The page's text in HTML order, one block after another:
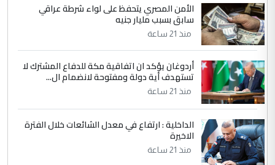
الأمن المصري يتحفظ على لواء شرطة عراقي
سابق بسبب مليار جنيه
منذ 21 ساعة
أردوغان يؤكد ان اتفاقية مكة للدفاع المشترك لا
تستهدف أية دولة ومفتوحة لانضمام ال...
منذ 21 ساعة
الداخلية : ارتفاع في معدل الشائعات خلال الفترة
الاخيرة
منذ 21 ساعة